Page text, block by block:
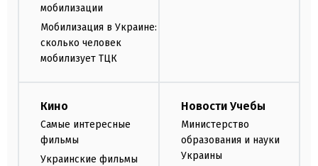
мобилизации
Мобилизация в Украине:
сколько человек
мобилизует ТЦК
Кино
Самые интересные
фильмы
Украинские фильмы
Новости Учебы
Министерство
образования и науки
Украины